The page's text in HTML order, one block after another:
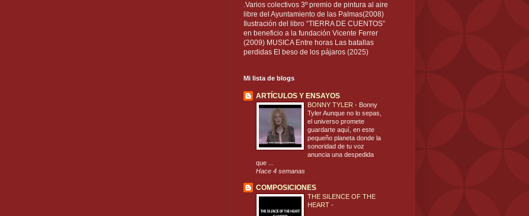
.Varios colectivos 3º premio de pintura al aire
libre del Ayuntamiento de las Palmas(2008)
Ilustración del libro “TIERRA DE CUENTOS”
en beneficio a la fundación Vicente Ferrer
(2009) MUSICA Entre horas Las batallas
perdidas El beso de los pájaros (2025)
Mi lista de blogs
ARTÍCULOS Y ENSAYOS
BONNY TYLER - Bonny
Tyler Aunque no lo sepas,
el universo promete
guardarte aquí, en este
pequeño planeta donde la
sonoridad de tu voz
anuncia una despedida
que ...
Hace 4 semanas
COMPOSICIONES
THE SILENCE OF THE
HEART -